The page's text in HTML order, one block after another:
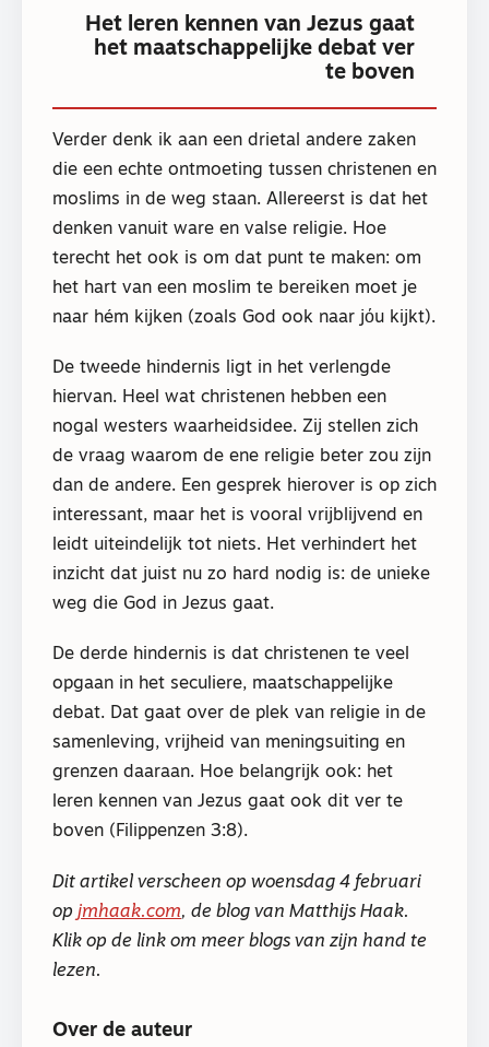
Het leren kennen van Jezus gaat
het maatschappelijke debat ver
te boven
Verder denk ik aan een drietal andere zaken
die een echte ontmoeting tussen christenen en
moslims in de weg staan. Allereerst is dat het
denken vanuit ware en valse religie. Hoe
terecht het ook is om dat punt te maken: om
het hart van een moslim te bereiken moet je
naar hém kijken (zoals God ook naar jόu kijkt).
De tweede hindernis ligt in het verlengde
hiervan. Heel wat christenen hebben een
nogal westers waarheidsidee. Zij stellen zich
de vraag waarom de ene religie beter zou zijn
dan de andere. Een gesprek hierover is op zich
interessant, maar het is vooral vrijblijvend en
leidt uiteindelijk tot niets. Het verhindert het
inzicht dat juist nu zo hard nodig is: de unieke
weg die God in Jezus gaat.
De derde hindernis is dat christenen te veel
opgaan in het seculiere, maatschappelijke
debat. Dat gaat over de plek van religie in de
samenleving, vrijheid van meningsuiting en
grenzen daaraan. Hoe belangrijk ook: het
leren kennen van Jezus gaat ook dit ver te
boven (Filippenzen 3:8).
Dit artikel verscheen op woensdag 4 februari
op jmhaak.com, de blog van Matthijs Haak.
Klik op de link om meer blogs van zijn hand te
lezen.
Over de auteur